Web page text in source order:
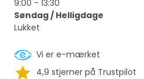
9:00 - 13:30
Søndag / Helligdage
Lukket
Vi er e-mærket
4,9 stjerner på Trustpilot